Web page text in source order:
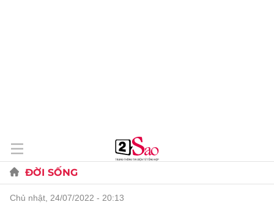
ĐỜI SỐNG
chủ nhật, 24/07/2022 - 20:13